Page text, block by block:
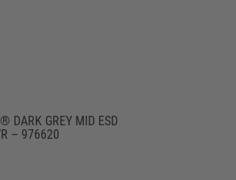
DARK GREY MID ESD
– 976620